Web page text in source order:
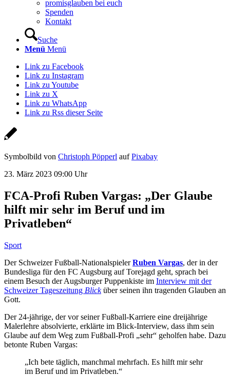
promisglauben bei euch
Spenden
Kontakt
Suche
Menü Menü
Link zu Facebook
Link zu Instagram
Link zu Youtube
Link zu X
Link zu WhatsApp
Link zu Rss dieser Seite
Symbolbild von Christoph Pöpperl aufPixabay
23. März 2023 09:00 Uhr
FCA-Profi Ruben Vargas: „Der Glaube
hilft mir sehr im Beruf und im
Privatleben“
Sport
Der Schweizer Fußball-NationalspielerRuben Vargas, der in der
Bundesliga für den FC Augsburg auf Torejagd geht, sprach bei
einem Besuch der Augsburger Puppenkiste im Interview mit der
Schweizer Tageszeitung Blicküber seinen ihn tragenden Glauben an
Gott.
Der 24-jährige, der vor seiner Fußball-Karriere eine dreijährige
Malerlehre absolvierte, erklärte im Blick-Interview, dass ihm sein
Glaube auf dem Weg zum Fußball-Profi „sehr“ geholfen habe. Dazu
betonte Ruben Vargas:
„Ich bete täglich, manchmal mehrfach. Es hilft mir sehr
im Beruf und im Privatleben.“